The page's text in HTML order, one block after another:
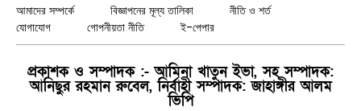
আমাদের সম্পর্কে বিজ্ঞাপনের মূল্য তালিকা
নীতি ও শর্ত
যোগাযোগ
গোপনীয়তা নীতি ই-পেপার
প্রকাশক ও সম্পাদক :- আমিনা খাতুন ইভা, সহ সম্পাদক:
আনিছুর রহমান রুবেল, নির্বাহী সম্পাদক: জাহাঙ্গীর আলম
ভিপি